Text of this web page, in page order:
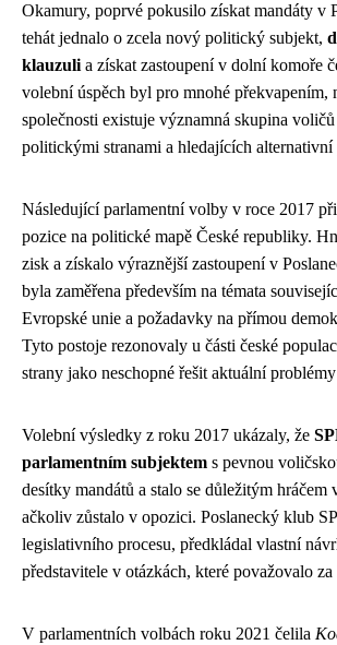
Okamury, poprvé pokusilo získat mandáty v
tehát jednalo o zcela nový politický subjekt,
klauzuli a získat zastoupení v dolní komoře
volební úspěch byl pro mnohé překvapením,
společnosti existuje významná skupina
politickými stranami a hledajících
Následující parlamentní volby v roce 2017
pozice na politické mapě České republiky.
zisk a získalo výraznější zastoupení v
byla zaměřena především na témata
Evropské unie a požadavky na přímou
Tyto postoje rezonovaly u části české
strany jako neschopné řešit aktuální
Volební výsledky z roku 2017 ukázaly, že
parlamentním subjektem s pevnou
desítky mandátů a stalo se důležitým
ačkoliv zůstalo v opozici. Poslanecký klub
legislativního procesu, předkládal vlastní
představitele v otázkách, které považovalo
V parlamentních volbách roku 2021 čelila